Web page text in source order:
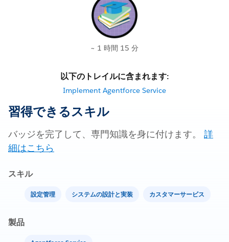
~ 1 時間 15 分
以下のトレイルに含まれます:
Implement Agentforce Service
習得できるスキル
バッジを完了して、専門知識を身に付けます。 詳
細はこちら
スキル
設定管理 システムの設計と実装 カスタマーサービス
製品